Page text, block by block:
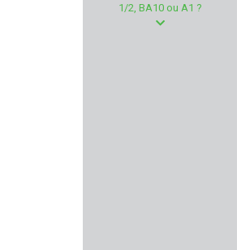
INFORCE
1/2, BA10 ou A1 ?